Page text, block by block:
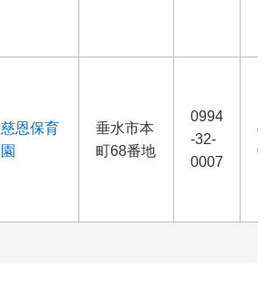
慈恩保育
園
垂水市本
町68番地
0994
-32-
0007
4
0